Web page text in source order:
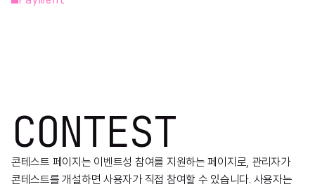
CONTEST
콘테스트 페이지는 이벤트성 참여를 지원하는 페이지로, 관리자가
콘테스트를 개설하면 사용자가 직접 참여할 수 있습니다. 사용자는